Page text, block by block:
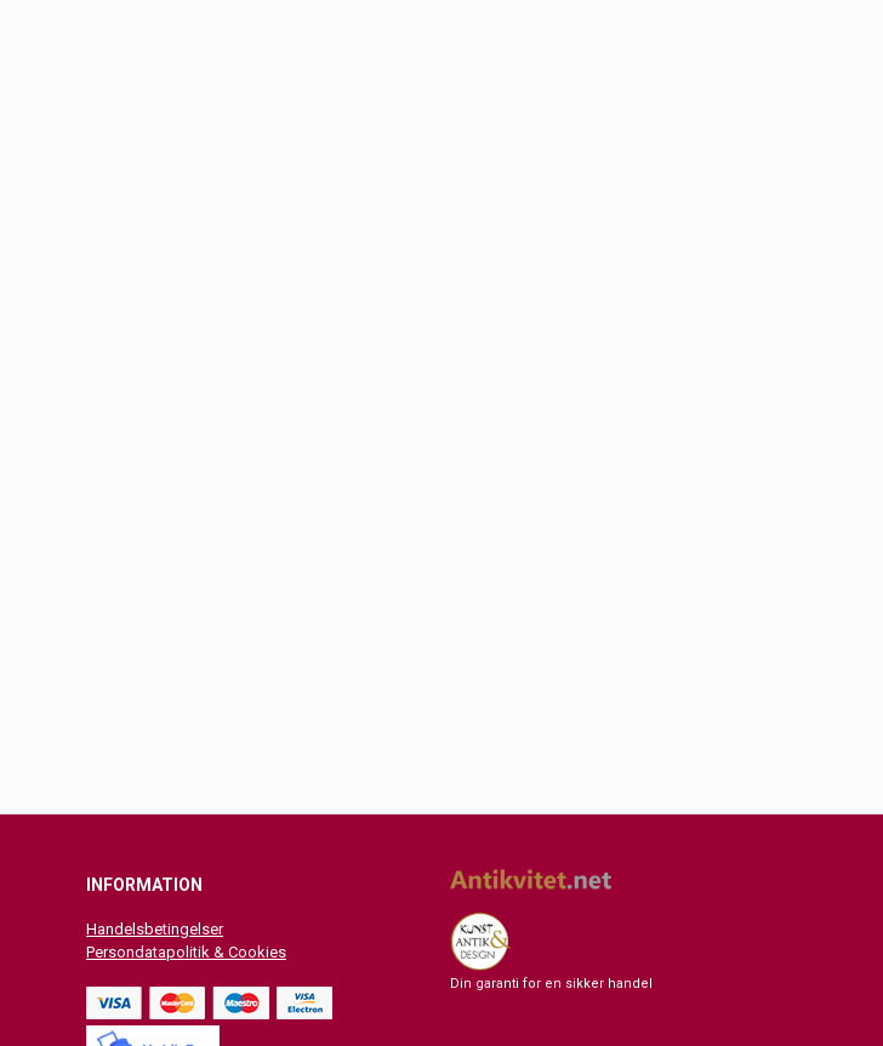
INFORMATION
Handelsbetingelser
Persondatapolitik & Cookies
Din garanti for en sikker handel